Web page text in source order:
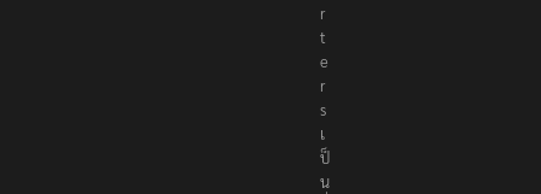
r
t
e
r
s
เ
ป็
น